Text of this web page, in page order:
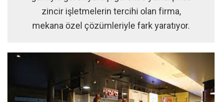
zincir işletmelerin tercihi olan firma,
mekana özel çözümleriyle fark yaratıyor.